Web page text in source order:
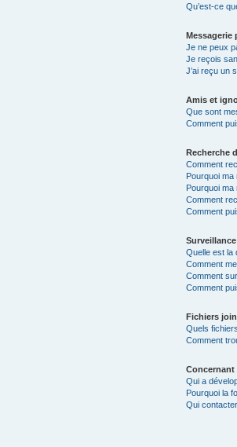
Qu’est-ce
Messagerie
Je ne peux
Je reçois
J’ai reçu un
Amis et
Que sont
Comment
Recherche
Comment
Pourquoi
Pourquoi
Comment
Comment
Quelle est la
Comment
Comment
Comment
Fichiers
Quels
Comment
Concernant
Qui a
Pourquoi la
Qui